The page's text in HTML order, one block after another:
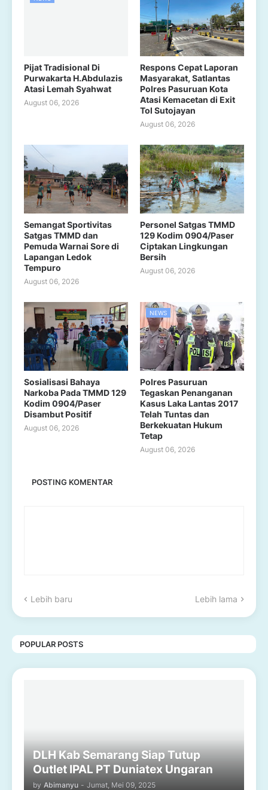
Pijat Tradisional Di
Purwakarta H.Abdulazis
Atasi Lemah Syahwat
August 06, 2026
Respons Cepat Laporan
Masyarakat, Satlantas
Polres Pasuruan Kota
Atasi Kemacetan di Exit
Tol Sutojayan
August 06, 2026
Semangat Sportivitas
Satgas TMMD dan
Pemuda Warnai Sore di
Lapangan Ledok
Tempuro
August 06, 2026
Personel Satgas TMMD
129 Kodim 0904/Paser
Ciptakan Lingkungan
Bersih
August 06, 2026
Sosialisasi Bahaya
Narkoba Pada TMMD 129
Kodim 0904/Paser
Disambut Positif
August 06, 2026
NEWS
Polres Pasuruan
Tegaskan Penanganan
Kasus Laka Lantas 2017
Telah Tuntas dan
Berkekuatan Hukum
Tetap
August 06, 2026
POSTING KOMENTAR
Lebih baru Lebih lama
POPULAR POSTS
DLH Kab Semarang Siap Tutup
Outlet IPAL PT Duniatex Ungaran
by Abimanyu - Jumat, Mei 09, 2025